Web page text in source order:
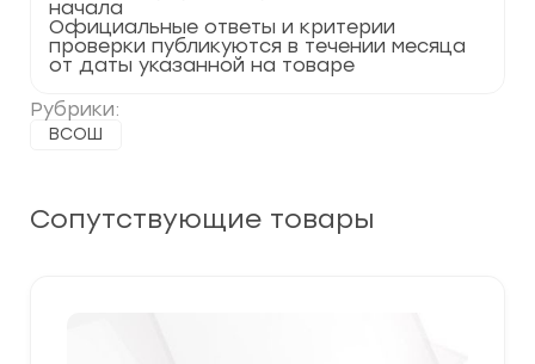
начала
Официальные ответы и критерии
проверки публикуются в течении месяца
от даты указанной на товаре
Рубрики:
ВСОШ
Сопутствующие товары